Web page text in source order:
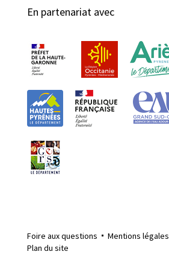
En partenariat avec
Foire aux questions Mentions légales
Plan du site